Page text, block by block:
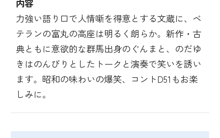
内容
力強い語り口で人情噺を得意とする文蔵に、ベ
テランの富丸の高座は明るく朗らか。新作・古
典ともに意欲的な群馬出身のぐんまと、のだゆ
きはのんびりとしたトークと演奏で笑いを誘い
ます。昭和の味わいの爆笑、コントD51もお楽
しみに。